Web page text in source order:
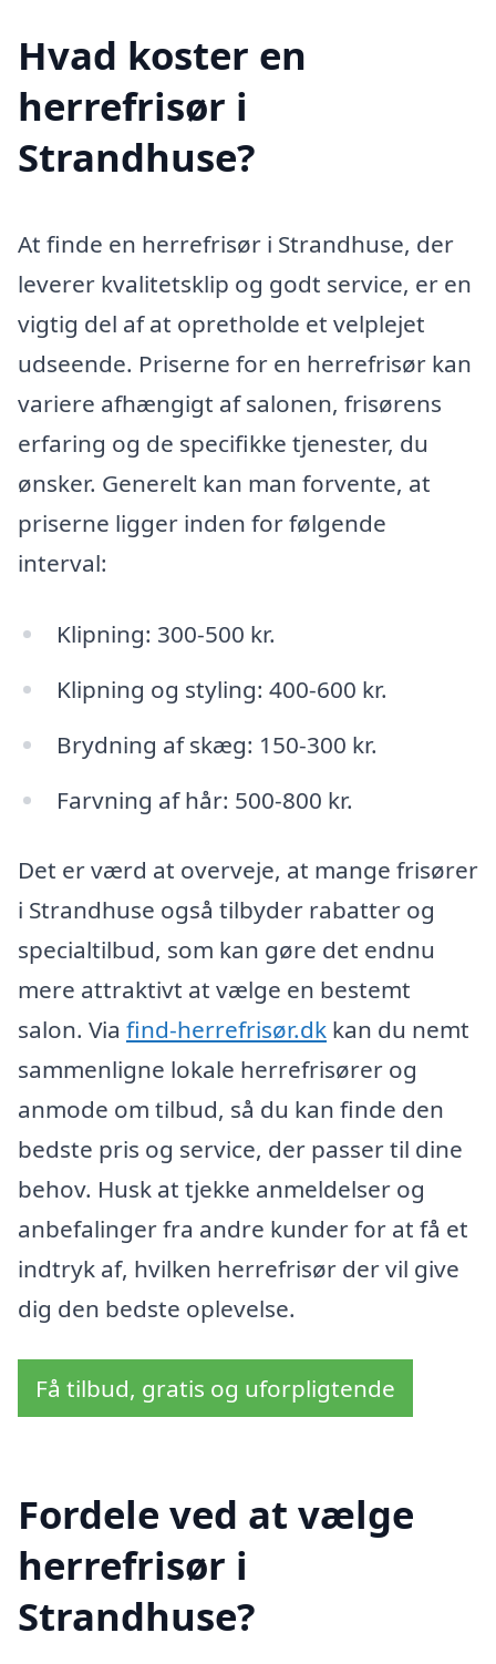
Hvad koster en
herrefrisør i
Strandhuse?
At finde en herrefrisør i Strandhuse, der
leverer kvalitetsklip og godt service, er en
vigtig del af at opretholde et velplejet
udseende. Priserne for en herrefrisør kan
variere afhængigt af salonen, frisørens
erfaring og de specifikke tjenester, du
ønsker. Generelt kan man forvente, at
priserne ligger inden for følgende
interval:
Klipning: 300-500 kr.
Klipning og styling: 400-600 kr.
Brydning af skæg: 150-300 kr.
Farvning af hår: 500-800 kr.
Det er værd at overveje, at mange frisører
i Strandhuse også tilbyder rabatter og
specialtilbud, som kan gøre det endnu
mere attraktivt at vælge en bestemt
salon. Via find-herrefrisør.dk kan du nemt
sammenligne lokale herrefrisører og
anmode om tilbud, så du kan finde den
bedste pris og service, der passer til dine
behov. Husk at tjekke anmeldelser og
anbefalinger fra andre kunder for at få et
indtryk af, hvilken herrefrisør der vil give
dig den bedste oplevelse.
Få tilbud, gratis og uforpligtende
Fordele ved at vælge
herrefrisør i
Strandhuse?